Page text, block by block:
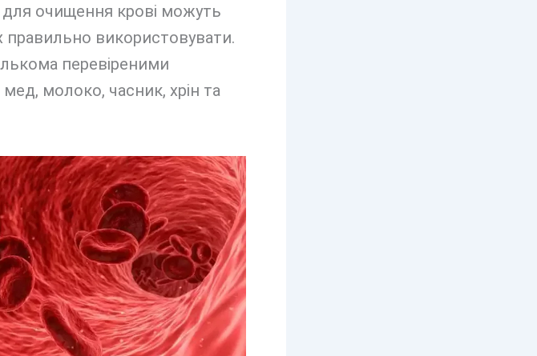
для очищення крові можуть
використовувати.
перевіреними
молоко, часник, хрін та